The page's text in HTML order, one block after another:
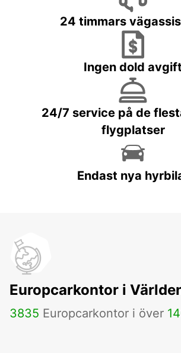
24 timmars
Ingen dold avgift
24/7 service på de
flygplatser
Endast nya
Europcarkontor i
3835 Europcarkontor i över